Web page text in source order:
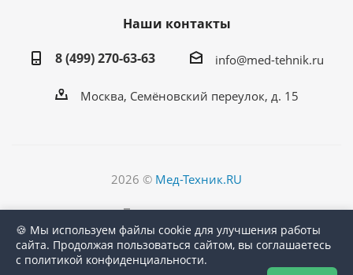
Наши контакты
8 (499) 270-63-63
info@med-tehnik.ru
Москва, Семёновский переулок, д. 15
2026 © Мед-Техник.RU
🍪 Мы используем файлы cookie для улучшения работы
сайта. Продолжая пользоваться сайтом, вы соглашаетесь
с политикой конфиденциальности.